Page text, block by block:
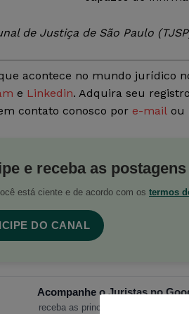
de Justiça de São Paulo
acontece no mundo jurídico
e Linkedin. Adquira seu
contato conosco por e-mail ou
e receba as
está ciente e de acordo com os termos
DO CANAL
Acompanhe o Juristas no
receba as principais notícias